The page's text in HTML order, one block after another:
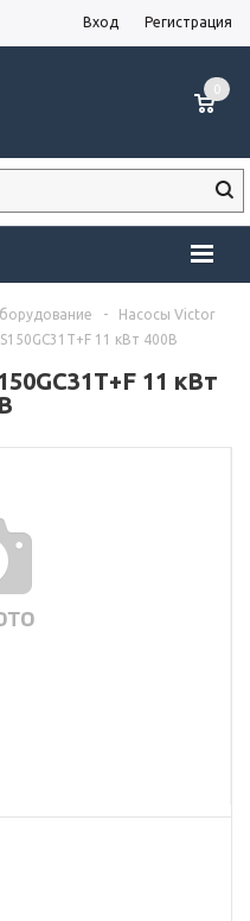
Вход Регистрация
0
-
Насосы Victor
11 кВт 400В
11 кВт